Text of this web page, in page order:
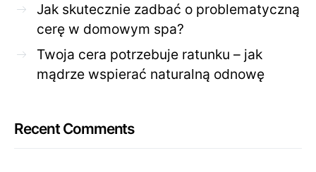
Jak skutecznie zadbać o problematyczną
cerę w domowym spa?
Twoja cera potrzebuje ratunku – jak
mądrze wspierać naturalną odnowę
Recent Comments